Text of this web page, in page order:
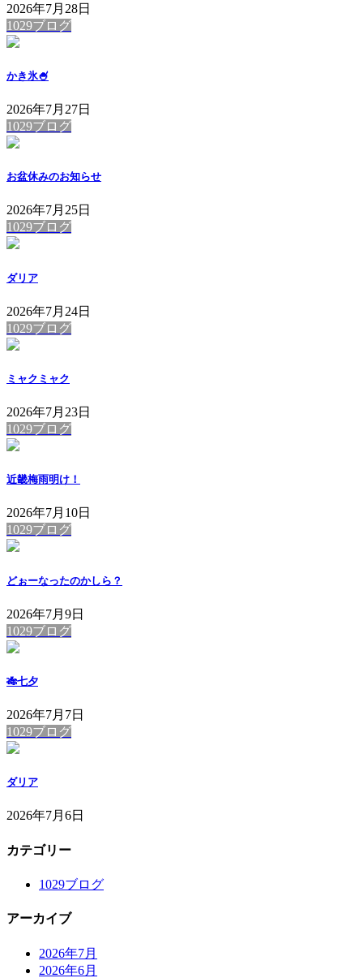
2026年7月28日
1029ブログ
かき氷🍧
2026年7月27日
1029ブログ
お盆休みのお知らせ
2026年7月25日
1029ブログ
ダリア
2026年7月24日
1029ブログ
ミャクミャク
2026年7月23日
1029ブログ
近畿梅雨明け！
2026年7月10日
1029ブログ
どぉーなったのかしら？
2026年7月9日
1029ブログ
🎋七夕
2026年7月7日
1029ブログ
ダリア
2026年7月6日
カテゴリー
1029ブログ
アーカイブ
2026年7月
2026年6月